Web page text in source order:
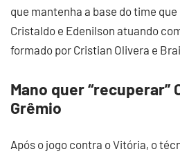
que mantenha a base do time
Cristaldo e Edenilson atuando
formado por Cristian Olivera e
Mano quer “recuperar”
Grêmio
Após o jogo contra o Vitória, o